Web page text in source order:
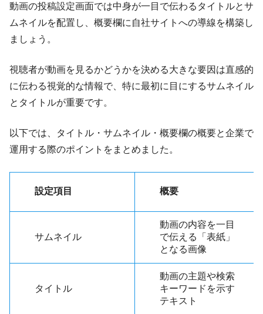
動画の投稿設定画面では中身が一目で伝わるタイトルとサ
ムネイルを配置し、概要欄に自社サイトへの導線を構築し
ましょう。
視聴者が動画を見るかどうかを決める大きな要因は直感的
に伝わる視覚的な情報で、特に最初に目にするサムネイル
とタイトルが重要です。
以下では、タイトル・サムネイル・概要欄の概要と企業で
運用する際のポイントをまとめました。
設定項目 概要
サムネイル
動画の内容を一目
で伝える「表紙」
となる画像
タイトル
動画の主題や検索
キーワードを示す
テキスト